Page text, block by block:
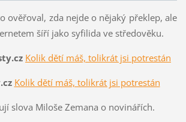
ověřoval, zda nejde o nějaký překlep, ale
šíří jako syfilida ve středověku.
Kolik dětí máš, tolikrát jsi potrestán
Kolik dětí máš, tolikrát jsi potrestán
slova Miloše Zemana o novinářích.